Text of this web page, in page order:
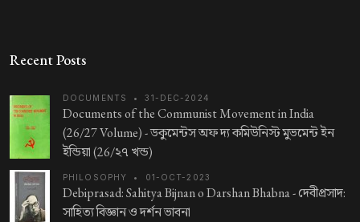
Recent Posts
DOCUMENTS • 31-DEC-2024
Documents of the Communist Movement in India
(26/27 Volume) -ডকুমেন্টস অফ দ্য কমিউনিস্ট মুভমেন্ট ইন
ইন্ডিয়া (26/২৭ খন্ড)
PHILOSOPHY • 01-OCT-2023
Debiprasad: Sahitya Bijnan o Darshan Bhabna -দেবীপ্রসাদ:
সাহিত্য বিজ্ঞান ও দর্শন ভাবনা